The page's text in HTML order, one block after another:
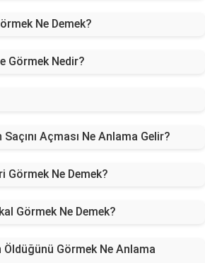
Ne Demek?
Görmek Nedir?
Açması Ne Anlama Gelir?
Görmek Ne Demek?
Görmek Ne Demek?
Öldüğünü Görmek Ne Anlama